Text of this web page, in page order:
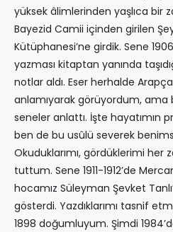
yüksek âlimlerinden yaşlıca bir
Bayezid Camii içinden girilen
Kütüphanesi’ne girdik. Sene
yazması kitaptan yanında
notlar aldı. Eser herhalde
anlamıyarak görüyordum, ama
seneler anlattı. İşte hayatımın
ben de bu usûlü severek
Okuduklarımı, gördüklerimi her
tuttum. Sene 1911-1912’de
hocamız Süleyman Şevket
gösterdi. Yazdıklarımı tasnif
1898 doğumluyum. Şimdi